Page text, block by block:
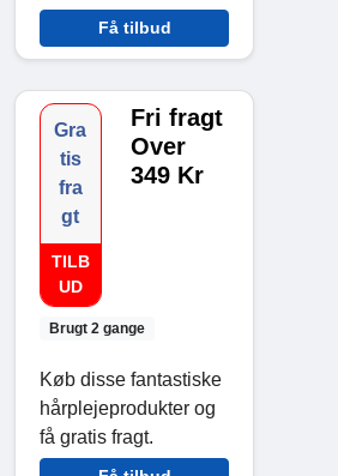
Få tilbud
Gra
tis
fra
gt
TILB
UD
Brugt 2 gange
Fri fragt
Over
349 Kr
Køb disse fantastiske
hårplejeprodukter og
få gratis fragt.